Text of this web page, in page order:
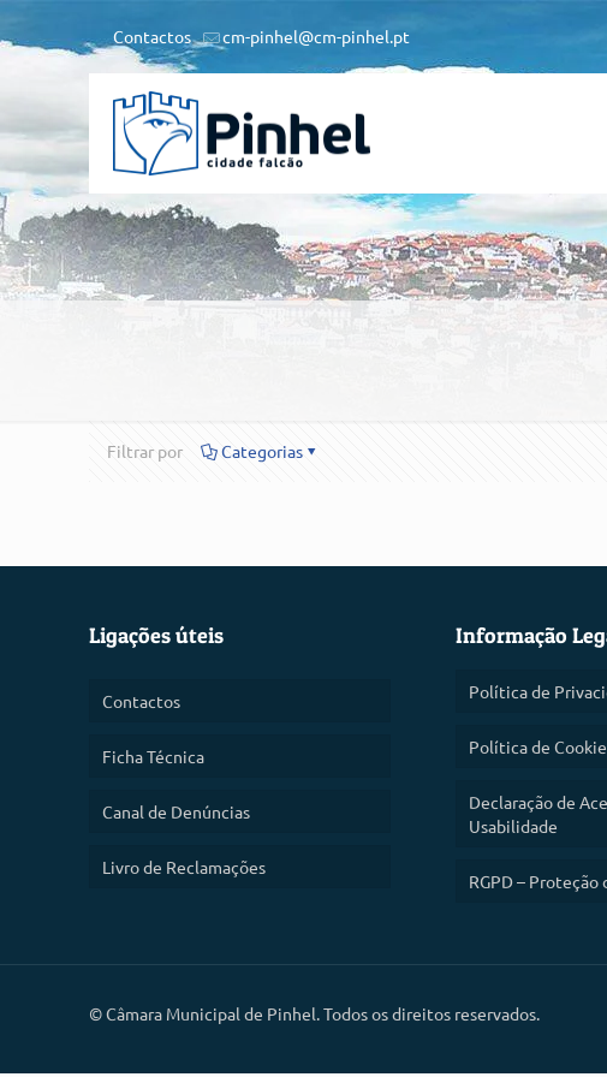
Contactos cm-pinhel@cm-pinhel.pt
Filtrar por Categorias
Ligações úteis
Contactos
Ficha Técnica
Canal de Denúncias
Livro de Reclamações
Informação
Política de
Política de
Declaração de
Usabilidade
RGPD – Proteção
©Câmara Municipal de Pinhel. Todos os direitos reservados.